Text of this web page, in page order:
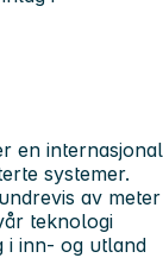
en internasjonal
systemer.
av meter
teknologi
i inn- og utland